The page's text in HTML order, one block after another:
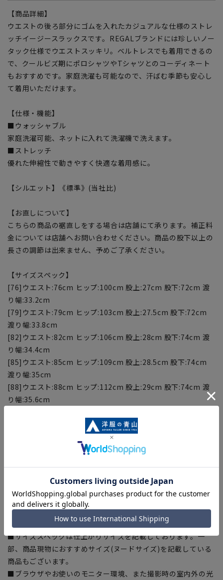
【商品詳細】
ウエストの後ろ部分にゴムを入れたカジュアルな仕様のストレ
ッチイージースラックスです。REGALブランドには珍しいノー
タック仕様でウエストスッキリ。ベルトレスでも着用できるの
で、クールビズ期にポロシャツやTシャツとのコーディネート
もおすすめです。家庭洗濯も可能なので、汗ばむ季節も安心し
て着用いただけます。
【仕様・機能】
■ウォッシャブル
家庭洗濯可能、ネットに入れて洗濯機で洗えます。
■ストレッチ
優れた伸縮性で動きやすく快適な着用感に。
【シルエット】《標準》(当社比)
【お直しについて】
こちらの商品の裾直しをする場合は店舗にて承ります。補正料
金については店舗へお問い合わせください。商品の股下以上の
長さの調節は出来ません、予めご了承ください。
【サイズスペック】
[76]ウエスト:76cm ヒップ:100cm 股上:27cm 股下:72cm 渡
り幅:33.2cm
[79]ウエスト:79cm ヒップ:103cm 股上:27.5cm 股下:72cm
渡り幅:33.8cm
[82]ウエスト:82cm ヒップ:106cm 股上:28cm 股下:74cm 渡
り幅:34.4cm
[85]ウエスト:85cm ヒップ:109cm 股上:28.5cm 股下:74cm
渡り幅:35cm
[88]ウエスト:88cm ヒップ:112cm 股上:29cm 股下:74cm 渡
り幅:35.6cm
【商品に関するご注意】
■ゆとり感には個人差があります。サイズ表を確認の上、ご購
入の目安としてご利用ください。
■生地や仕様・デザインにより、着用感や実際のサイズ表に若
干の誤差が生じる場合がございます。予めご了承ください。
■サイズスペックは仕上がりサイズを記載しております。一
部、商品現物におすすめサイズ(ヌードサイズ)を記載している
商品もございます。
■ブラウザやお使いのモニター環境、また撮影時の室内外の光